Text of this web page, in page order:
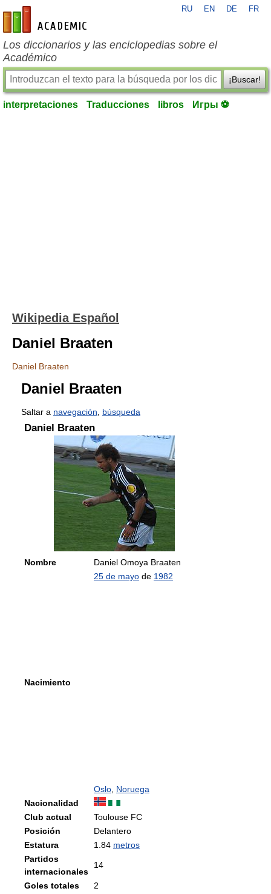
es-academic.com
RU EN DE FR
Los diccionarios y las enciclopedias sobre el
Académico
¡Buscar!
interpretaciones Traducciones libros Игры ⚽
Wikipedia Español
Daniel Braaten
Daniel Braaten
Daniel Braaten
Saltar a navegación búsqueda
Daniel Braaten
Nombre Daniel Omoya Braaten
Nacimiento
25 de mayo de 1982
Oslo Noruega
Nacionalidad
Club actual
Toulouse FC
Posición
Delantero
Estatura
1.84 metros
Partidos
internacionales
14
Goles totales
2